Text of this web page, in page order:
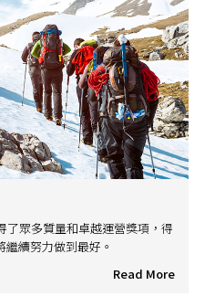
了眾多質量和卓越運營獎項，得
續努力做到最好。
Read More